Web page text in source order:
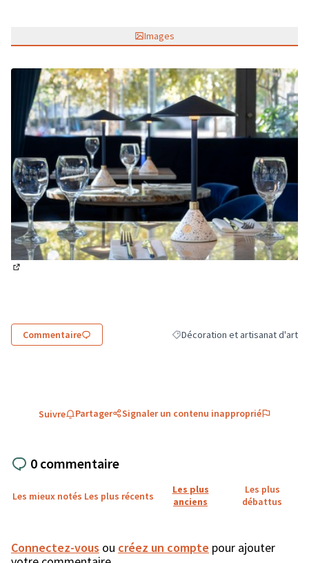
Images
Commentaire Filtrer les résultats de la
Décoration et artisanat d'art
Suivre Partager Signaler un contenu inapproprié
0 commentaire
Les mieux notés Les plus récents
Les plus
anciens
Les plus
débattus
Connectez-vous ou créez un compte pour ajouter